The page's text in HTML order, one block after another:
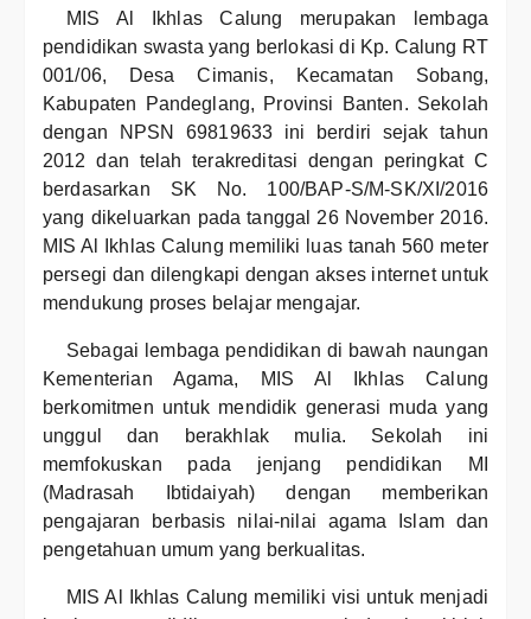
MIS Al Ikhlas Calung merupakan lembaga
pendidikan swasta yang berlokasi di Kp. Calung RT
001/06, Desa Cimanis, Kecamatan Sobang,
Kabupaten Pandeglang, Provinsi Banten. Sekolah
dengan NPSN 69819633 ini berdiri sejak tahun
2012 dan telah terakreditasi dengan peringkat C
berdasarkan SK No. 100/BAP-S/M-SK/XI/2016
yang dikeluarkan pada tanggal 26 November 2016.
MIS Al Ikhlas Calung memiliki luas tanah 560 meter
persegi dan dilengkapi dengan akses internet untuk
mendukung proses belajar mengajar.
Sebagai lembaga pendidikan di bawah naungan
Kementerian Agama, MIS Al Ikhlas Calung
berkomitmen untuk mendidik generasi muda yang
unggul dan berakhlak mulia. Sekolah ini
memfokuskan pada jenjang pendidikan MI
(Madrasah Ibtidaiyah) dengan memberikan
pengajaran berbasis nilai-nilai agama Islam dan
pengetahuan umum yang berkualitas.
MIS Al Ikhlas Calung memiliki visi untuk menjadi